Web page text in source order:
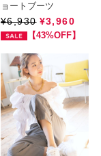
ョートブーツ
¥6,930 ¥3,960
【43%OFF】